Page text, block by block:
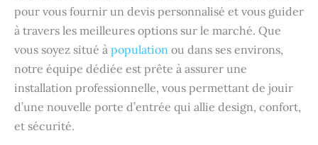
pour vous fournir un devis personnalisé et vous guider
à travers les meilleures options sur le marché. Que
vous soyez situé à population ou dans ses environs,
notre équipe dédiée est prête à assurer une
installation professionnelle, vous permettant de jouir
d’une nouvelle porte d’entrée qui allie design, confort,
et sécurité.